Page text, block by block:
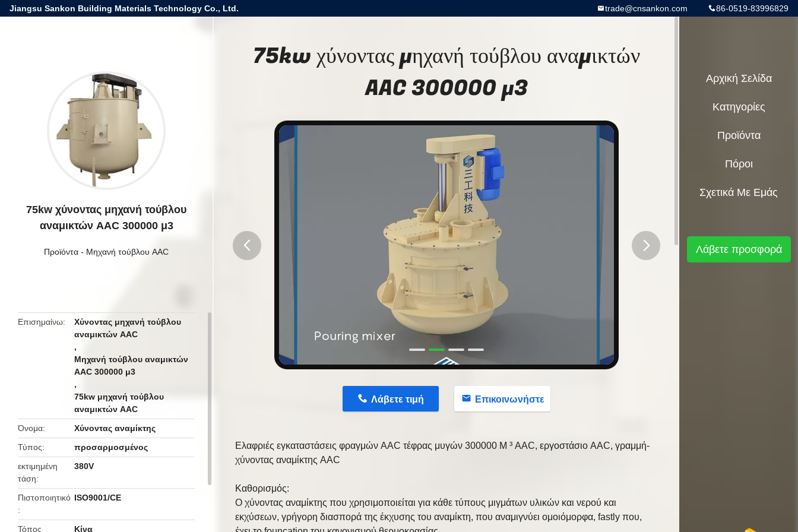
Jiangsu Sankon Building Materials Technology Co., Ltd. 86-0519-83996829
trade@cnsankon.com
75kw χύνοντας μηχανή τούβλου
αναμικτών AAC 300000 μ3
Προϊόντα - Μηχανή τούβλου AAC
Επισημαίνω
Χύνοντας μηχανή τούβλου
αναμικτών AAC
,
Μηχανή τούβλου αναμικτών
AAC 300000 μ3
,
75kw μηχανή τούβλου
αναμικτών AAC
Όνομα
Χύνοντας αναμίκτης
Τύπος
προσαρμοσμένος
εκτιμημένη
τάση
380V
Πιστοποιητικό ISO9001/CE
Τόπος Κίνα
75kw χύνοντας μηχανή τούβλου αναμικτών
AAC 300000 μ3
Λάβετε τιμή Επικοινωνήστε
Ελαφριές εγκαταστάσεις φραγμών AAC τέφρας μυγών 300000 Μ ³ AAC, εργοστάσιο AAC, γραμμή-
χύνοντας αναμίκτης AAC
Καθορισμός:
Ο χύνοντας αναμίκτης που χρησιμοποιείται για κάθε τύπους μιγμάτων υλικών και νερού και
εκχύσεων, γρήγορη διασπορά της έκχυσης του αναμίκτη, που αναμιγνύει ομοιόμορφα, fastly που,
Αρχική Σελίδα
Κατηγορίες
Προϊόντα
Πόροι
Σχετικά Με Εμάς
Λάβετε προσφορά